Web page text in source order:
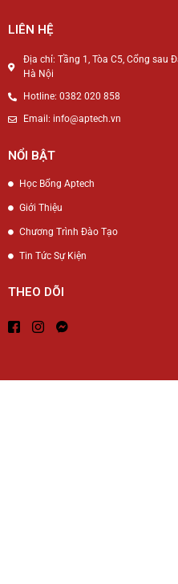
LIÊN HỆ
Địa chỉ: Tầng 1, Tòa C5, Cổng sau
Hà Nội
Hotline: 0382 020 858
Email: info@aptech.vn
NỔI BẬT
Học Bổng Aptech
Giới Thiệu
Chương Trình Đào Tạo
Tin Tức Sự Kiện
THEO DÕI